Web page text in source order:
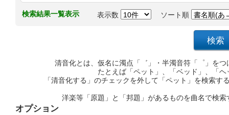
検索結果一覧表示 表示数 ソート順
清音化とは、仮名に濁点「゛」・半濁音符「゜」を
たとえば「ペット」、「ベッド」、「
「清音化する」のチェックを外して「ペット」を検索
洋楽等「原題」と「邦題」があるものを曲名で検
オプション